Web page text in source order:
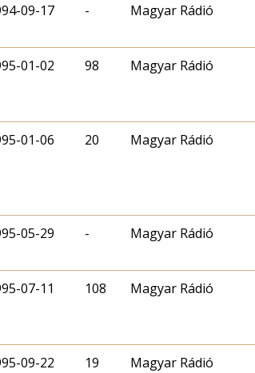
09-17 - Magyar Rádió
01-02 98 Magyar Rádió
01-06 20 Magyar Rádió
05-29 - Magyar Rádió
07-11 108 Magyar Rádió
09-22 19 Magyar Rádió